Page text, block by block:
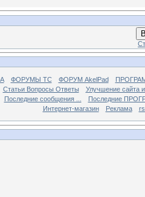
ФОРУМЫ TC ФОРУМ AkelPad
Статьи Вопросы Ответы
Улучшение сайта
Последние сообщения ...
Последние
Интернет-магазин
Реклама